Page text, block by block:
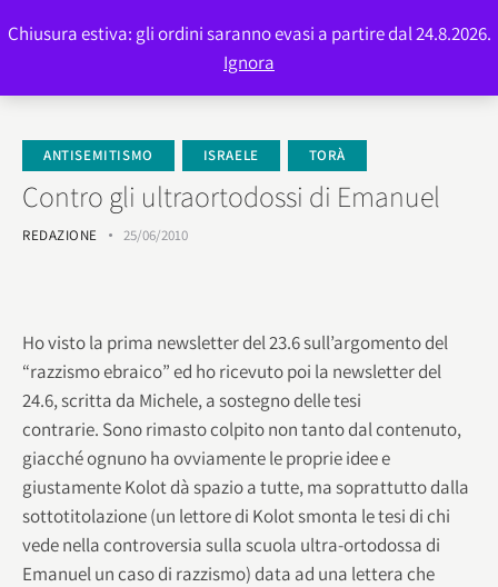
ANTISEMITISMO ISRAELE TORÀ
Contro gli ultraortodossi di Emanuel
REDAZIONE 25/06/2010
Ho visto la prima newsletter del 23.6 sull’argomento del
“razzismo ebraico” ed ho ricevuto poi la newsletter del
24.6, scritta da Michele, a sostegno delle tesi
contrarie. Sono rimasto colpito non tanto dal contenuto,
giacché ognuno ha ovviamente le proprie idee e
giustamente Kolot dà spazio a tutte, ma soprattutto dalla
sottotitolazione (un lettore di Kolot smonta le tesi di chi
vede nella controversia sulla scuola ultra-ortodossa di
Emanuel un caso di razzismo) data ad una lettera che
Chiusura estiva: gli ordini saranno evasi a partire dal 24.8.2026.
Ignora